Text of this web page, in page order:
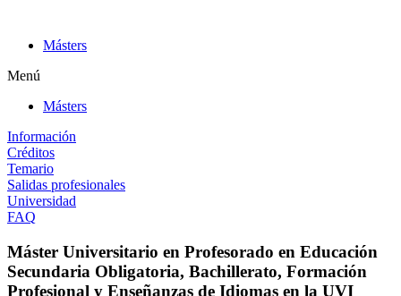
contenidoMásters
Menú
Másters
Información
Créditos
Temario
Salidas profesionales
Universidad
FAQ
Máster Universitario en Profesorado en Educación
Secundaria Obligatoria, Bachillerato, Formación
Profesional y Enseñanzas de Idiomas en la UVI